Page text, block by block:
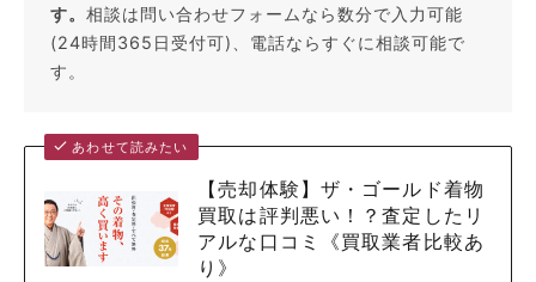
す。 相談は問い合わせフォームなら数分で入力可能
(24時間365日受付可)、電話ならすぐに相談可能で
す。
あわせて読みたい
【売却体験】ザ・ゴールド着物
買取は評判悪い！？査定したリ
アルな口コミ《買取業者比較あ
り》